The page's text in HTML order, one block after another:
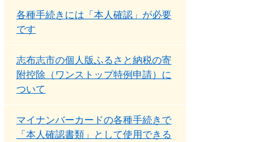
各種手続きには「本人確認」が必要
です
志布志市の個人版ふるさと納税の寄
附控除（ワンストップ特例申請）に
ついて
マイナンバーカードの各種手続きで
「本人確認書類」として使用できる